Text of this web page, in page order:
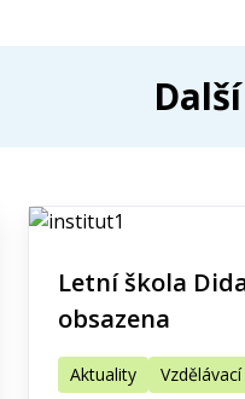
Letní škola
obsazena
Aktuality